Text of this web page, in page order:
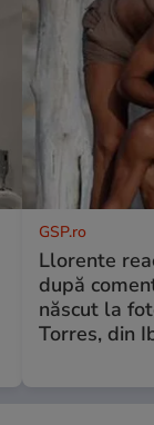
GSP.ro
Llorente
după
născut la
Torres, din